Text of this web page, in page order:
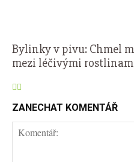
Bylinky v pivu: Chmel
mezi léčivými
ZANECHAT KOMENTÁŘ